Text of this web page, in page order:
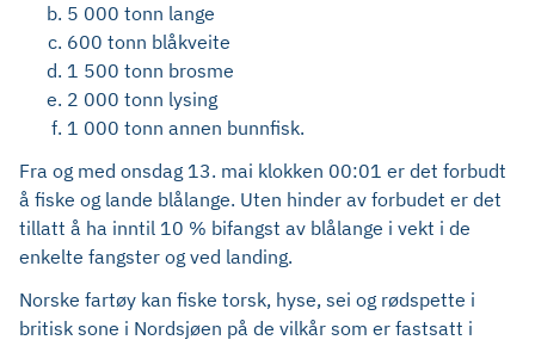
5 000 tonn lange
600 tonn blåkveite
1 500 tonn brosme
2 000 tonn lysing
1 000 tonn annen bunnfisk.
Fra og med onsdag 13. mai klokken 00:01 er det forbudt
å fiske og lande blålange. Uten hinder av forbudet er det
tillatt å ha inntil 10 % bifangst av blålange i vekt i de
enkelte fangster og ved landing.
Norske fartøy kan fiske torsk, hyse, sei og rødspette i
britisk sone i Nordsjøen på de vilkår som er fastsatt i